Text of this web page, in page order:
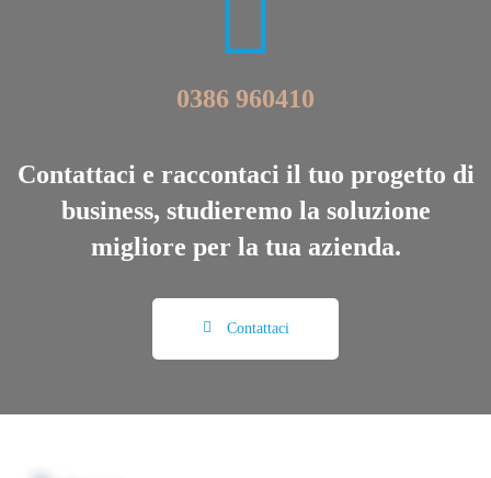
0386 960410
Contattaci e raccontaci il tuo progetto di
business, studieremo la soluzione
migliore per la tua azienda.
Contattaci